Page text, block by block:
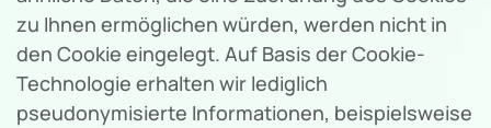
zu Ihnen ermöglichen würden, werden nicht in
den Cookie eingelegt. Auf Basis der Cookie-
Technologie erhalten wir lediglich
pseudonymisierte Informationen, beispielsweise